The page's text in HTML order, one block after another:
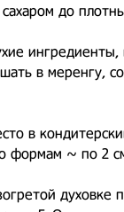
до
ингредиенты,
в меренгу,
в
формам ~ по 2
духовке